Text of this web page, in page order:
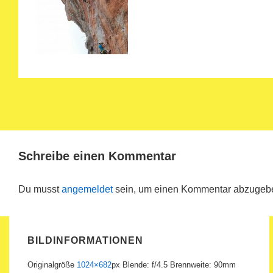
Schreibe einen Kommentar
Du musstangemeldetsein, um einen Kommentar
BILDINFORMATIONEN
Originalgröße 1024×682px Blende: f/4.5 Brennweite: 90mm